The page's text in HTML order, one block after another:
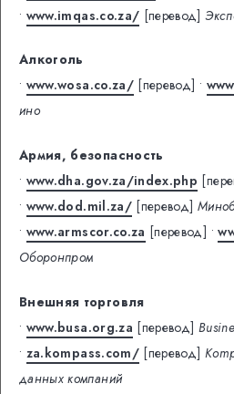
• www.imqas.co.za/ [перевод]
Алкоголь
• www.wosa.co.za/ [перевод] •
ино
Армия, безопасность
• www.dha.gov.za/index.php
• www.dod.mil.za/ [перевод]
• www.armscor.co.za [перевод] •
Оборонпром
Внешняя торговля
• www.busa.org.za [перевод]
• za.kompass.com/ [перевод]
данных компаний